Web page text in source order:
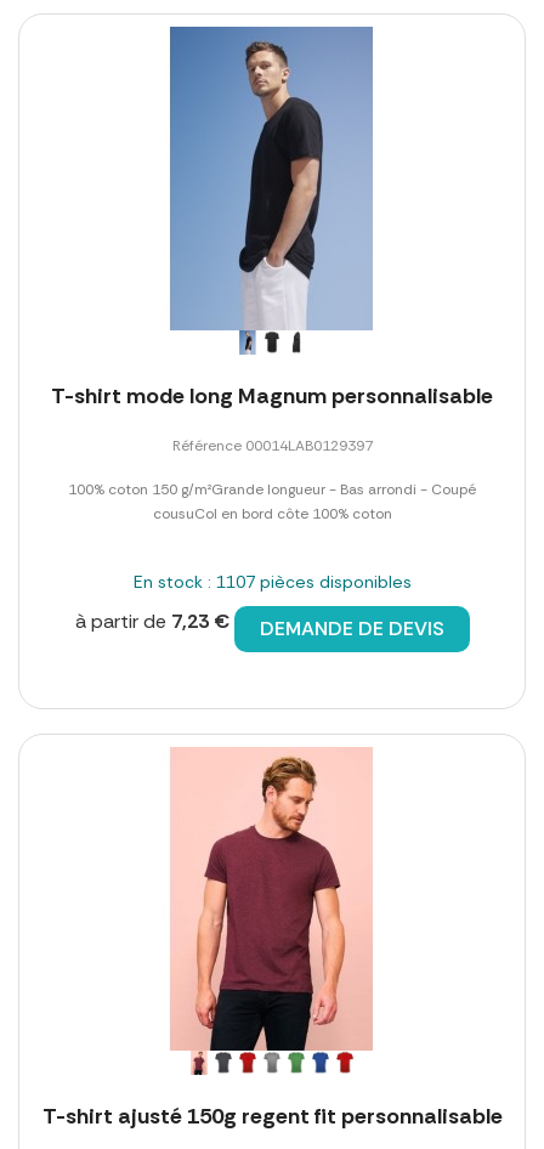
T-shirt mode long Magnum personnalisable
Référence 00014LAB0129397
100% coton 150 g/m²Grande longueur - Bas arrondi - Coupé
cousuCol en bord côte 100% coton
En stock : 1107 pièces disponibles
à partir de 7,23 € DEMANDE DE DEVIS
T-shirt ajusté 150g regent fit personnalisable